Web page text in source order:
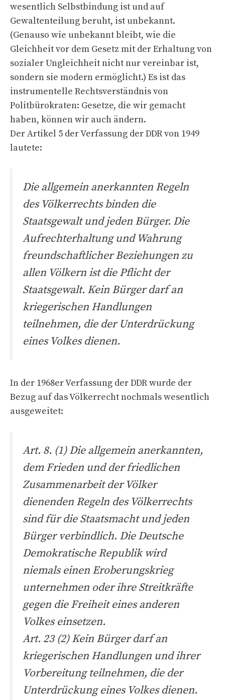
wesentlich Selbstbindung ist und auf
Gewaltenteilung beruht, ist unbekannt.
(Genauso wie unbekannt bleibt, wie die
Gleichheit vor dem Gesetz mit der Erhaltung von
sozialer Ungleichheit nicht nur vereinbar ist,
sondern sie modern ermöglicht.) Es ist das
instrumentelle Rechtsverständnis von
Politbürokraten: Gesetze, die wir gemacht
haben, können wir auch ändern.
Der Artikel 5 der Verfassung der DDR von 1949
lautete:
Die allgemein anerkannten Regeln
des Völkerrechts binden die
Staatsgewalt und jeden Bürger. Die
Aufrechterhaltung und Wahrung
freundschaftlicher Beziehungen zu
allen Völkern ist die Pflicht der
Staatsgewalt. Kein Bürger darf an
kriegerischen Handlungen
teilnehmen, die der Unterdrückung
eines Volkes dienen.
In der 1968er Verfassung der DDR wurde der
Bezug auf das Völkerrecht nochmals wesentlich
ausgeweitet:
Art. 8. (1) Die allgemein anerkannten,
dem Frieden und der friedlichen
Zusammenarbeit der Völker
dienenden Regeln des Völkerrechts
sind für die Staatsmacht und jeden
Bürger verbindlich. Die Deutsche
Demokratische Republik wird
niemals einen Eroberungskrieg
unternehmen oder ihre Streitkräfte
gegen die Freiheit eines anderen
Volkes einsetzen.
Art. 23 (2) Kein Bürger darf an
kriegerischen Handlungen und ihrer
Vorbereitung teilnehmen, die der
Unterdrückung eines Volkes dienen.